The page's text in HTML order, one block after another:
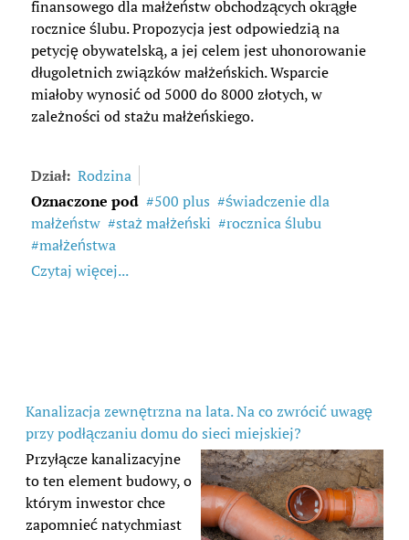
finansowego dla małżeństw obchodzących okrągłe
rocznice ślubu. Propozycja jest odpowiedzią na
petycję obywatelską, a jej celem jest uhonorowanie
długoletnich związków małżeńskich. Wsparcie
miałoby wynosić od 5000 do 8000 złotych, w
zależności od stażu małżeńskiego.
Dział: Rodzina
Oznaczone pod
500 plus
świadczenie dla
małżeństw
staż małżeński
rocznica ślubu
małżeństwa
Czytaj więcej...
Kanalizacja zewnętrzna na lata. Na co zwrócić uwagę
przy podłączaniu domu do sieci miejskiej?
Przyłącze kanalizacyjne
to ten element budowy, o
którym inwestor chce
zapomnieć natychmiast